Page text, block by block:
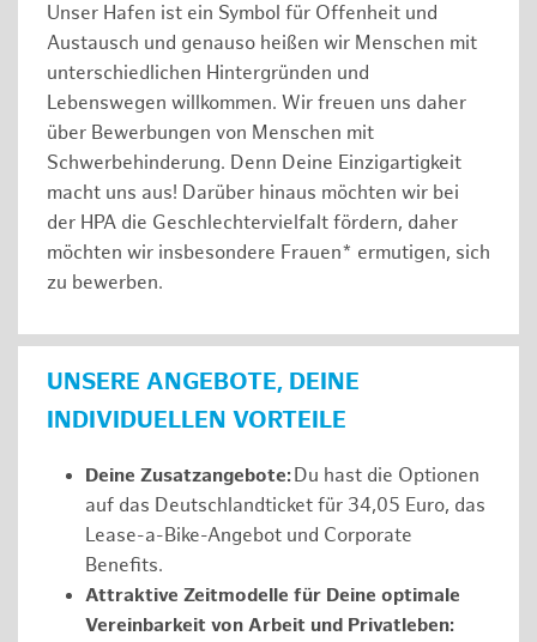
Unser Hafen ist ein Symbol für Offenheit und
Austausch und genauso heißen wir Menschen mit
unterschiedlichen Hintergründen und
Lebenswegen willkommen. Wir freuen uns daher
über Bewerbungen von Menschen mit
Schwerbehinderung. Denn Deine Einzigartigkeit
macht uns aus! Darüber hinaus möchten wir bei
der HPA die Geschlechtervielfalt fördern, daher
möchten wir insbesondere Frauen* ermutigen, sich
zu bewerben.
UNSERE ANGEBOTE, DEINE
INDIVIDUELLEN VORTEILE
Deine Zusatzangebote: Du hast die Optionen
auf das Deutschlandticket für 34,05 Euro, das
Lease-a-Bike-Angebot und Corporate
Benefits.
Attraktive Zeitmodelle für Deine optimale
Vereinbarkeit von Arbeit und Privatleben: